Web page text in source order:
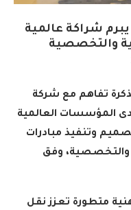
شراكة عالمية
والتخصصية
تفاهم مع شركة
المؤسسات العالمية
وتنفيذ مبادرات
والتخصصية، وفق
متطورة تعزز نقل